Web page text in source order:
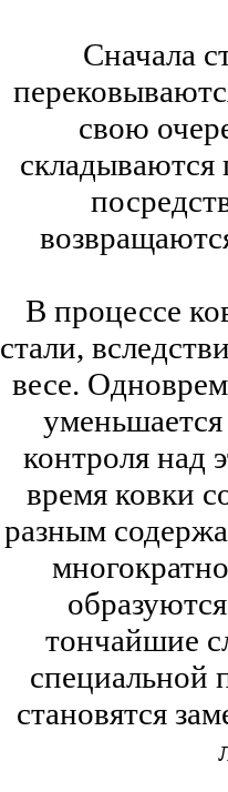
Сначала
свою
В процессе
стали,
весе.
контроля над
время ковки
разным
тончайшие
специальной
становятся